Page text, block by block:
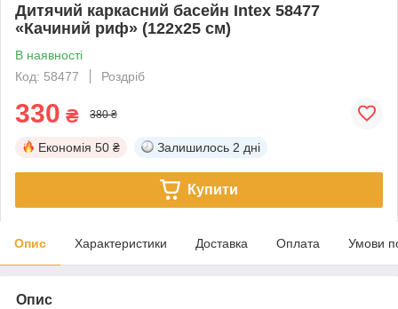
Дитячий каркасний басейн Intex 58477
«Качиний риф» (122х25 см)
В наявності
Код: 58477
Роздріб
330 ₴ 380 ₴
Економія 50 ₴ Залишилось 2 дні
Купити
Опис Характеристики Доставка Оплата Умови
Опис